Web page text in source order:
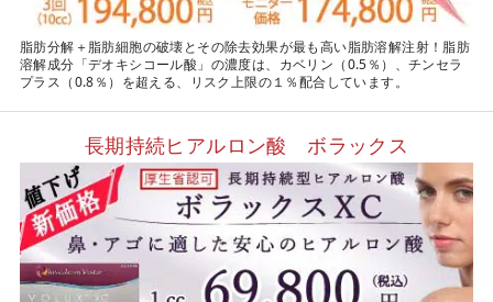
脂肪分解＋脂肪細胞の破壊とその除去効果が最も高い脂肪溶解注射！脂肪
溶解成分「デオキシコール酸」の濃度は、カベリン（0.5％）、チンセラ
プラス（0.8％）を超える、リスク上限の１％配合しています。
長期持続ヒアルロン酸 ボラックス